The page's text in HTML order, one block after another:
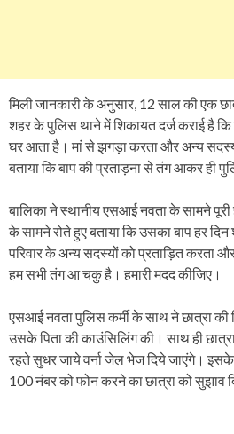
मिली जानकारी के अनुसार, 12 साल की एक
शहर के पुलिस थाने में शिकायत दर्ज कराई है
घर आता है। मां से झगड़ा करता और अन्य
बताया कि बाप की प्रताड़ना से तंग आकर ही
बालिका ने स्थानीय एसआई नवता के सामने
के सामने रोते हुए बताया कि उसका बाप हर
परिवार के अन्य सदस्यों को प्रताड़ित करता
हम सभी तंग आ चकु है। हमारी मदद कीजिए।
एसआई नवता पुलिस कर्मी के साथ ने छात्रा
उसके पिता की काउंसिलिंग की। साथ ही
रहते सुधर जाये वर्ना जेल भेज दिये जाएंगे। इसके
100 नंबर को फोन करने का छात्रा को सुझाव